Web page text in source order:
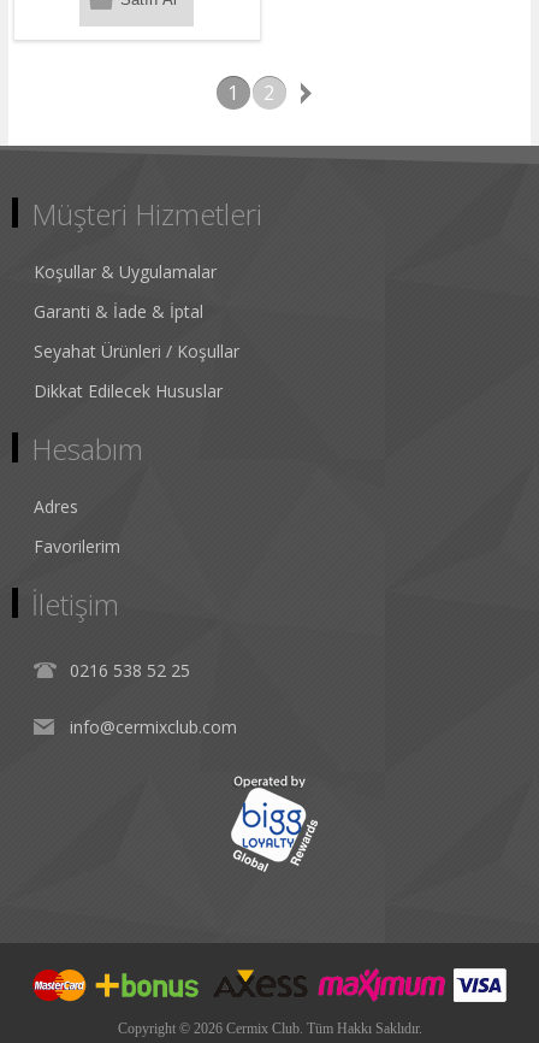
1 2
Müşteri Hizmetleri
Koşullar & Uygulamalar
Garanti & İade & İptal
Seyahat Ürünleri / Koşullar
Dikkat Edilecek Hususlar
Hesabım
Adres
Favorilerim
İletişim
0216 538 52 25
info@cermixclub.com
Copyright © 2026 Cermix Club. Tüm Hakkı Saklıdır.